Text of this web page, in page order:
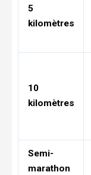
5
kilomètres
10
kilomètres
Semi-
marathon